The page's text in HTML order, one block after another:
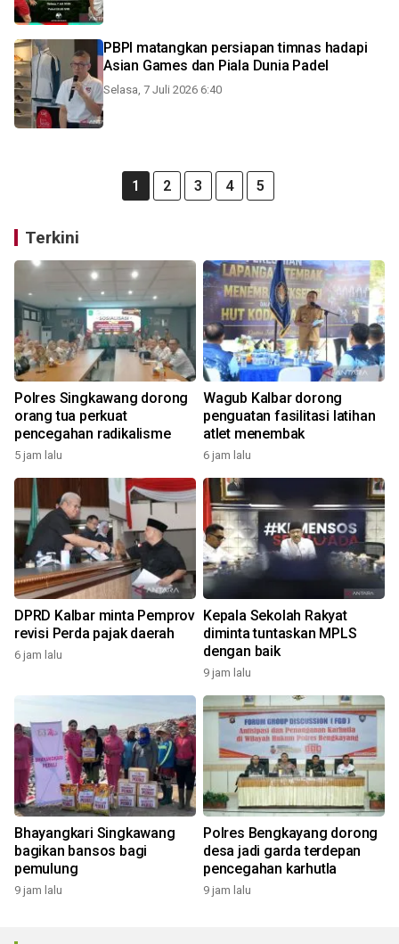
PBPI matangkan persiapan timnas hadapi
Asian Games dan Piala Dunia Padel
Selasa, 7 Juli 2026 6:40
1 2 3 4 5
Terkini
Polres Singkawang dorong
orang tua perkuat
pencegahan radikalisme
5 jam lalu
Wagub Kalbar dorong
penguatan fasilitasi latihan
atlet menembak
6 jam lalu
DPRD Kalbar minta Pemprov
revisi Perda pajak daerah
6 jam lalu
Kepala Sekolah Rakyat
diminta tuntaskan MPLS
dengan baik
9 jam lalu
Bhayangkari Singkawang
bagikan bansos bagi
pemulung
9 jam lalu
Polres Bengkayang dorong
desa jadi garda terdepan
pencegahan karhutla
9 jam lalu